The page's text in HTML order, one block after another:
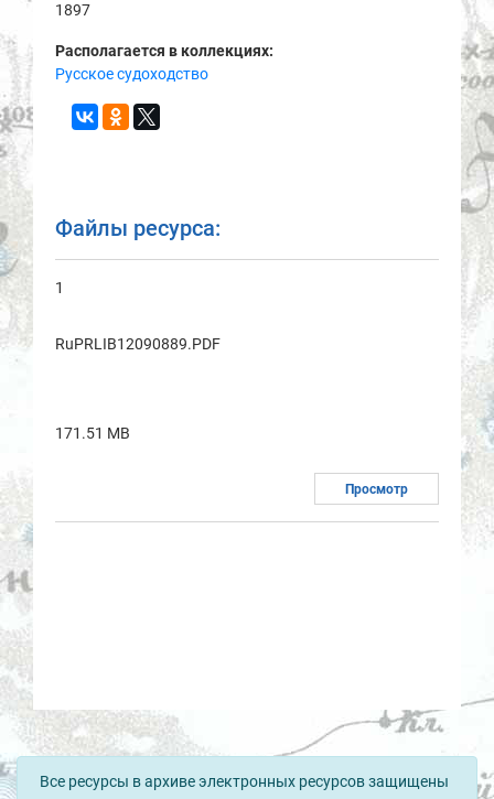
1897
Располагается в коллекциях:
Русское судоходство
Файлы ресурса:
1
RuPRLIB12090889.PDF
171.51 MB
Просмотр
Все ресурсы в архиве электронных ресурсов защищены